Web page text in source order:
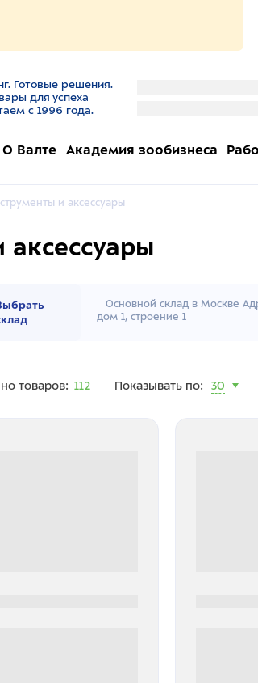
Готовые решения.
для успеха
с 1996 года.
О Валте Академия зообизнеса
и аксессуары
аксессуары
Основной склад в Москве
дом 1, строение 1
товаров: 112 Показывать по: 30